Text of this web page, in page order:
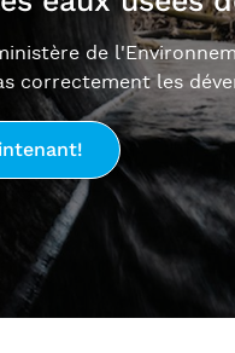
de
correctement les